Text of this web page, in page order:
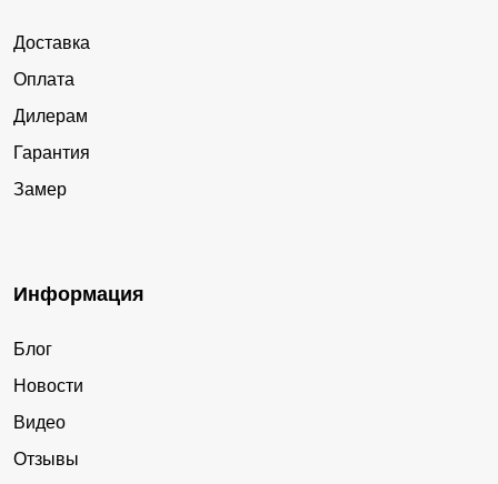
Доставка
Оплата
Дилерам
Гарантия
Замер
Информация
Блог
Новости
Видео
Отзывы